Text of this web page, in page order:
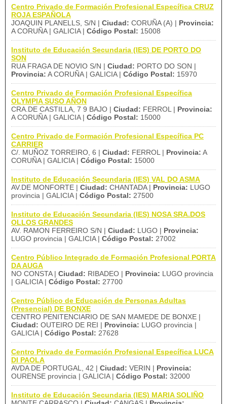
Centro Privado de Formación Profesional Específica CRUZ
ROJA ESPAÑOLA
JOAQUIN PLANELLS, S/N | Ciudad: CORUÑA (A) | Provincia:
A CORUÑA | GALICIA | Código Postal: 15008
Instituto de Educación Secundaria (IES) DE PORTO DO
SON
RUA FRAGA DE NOVIO S/N | Ciudad: PORTO DO SON |
Provincia: A CORUÑA | GALICIA | Código Postal: 15970
Centro Privado de Formación Profesional Específica
OLYMPIA SUSO AÑON
CRA.DE CASTILLA, 7 9 BAJO | Ciudad: FERROL | Provincia:
A CORUÑA | GALICIA | Código Postal: 15000
Centro Privado de Formación Profesional Específica PC
CARRIER
C/. MUÑOZ TORREIRO, 6 | Ciudad: FERROL | Provincia: A
CORUÑA | GALICIA | Código Postal: 15000
Instituto de Educación Secundaria (IES) VAL DO ASMA
AV.DE MONFORTE | Ciudad: CHANTADA | Provincia: LUGO
provincia | GALICIA | Código Postal: 27500
Instituto de Educación Secundaria (IES) NOSA SRA.DOS
OLLOS GRANDES
AV. RAMON FERREIRO S/N | Ciudad: LUGO | Provincia:
LUGO provincia | GALICIA | Código Postal: 27002
Centro Público Integrado de Formación Profesional PORTA
DA AUGA
NO CONSTA | Ciudad: RIBADEO | Provincia: LUGO provincia
| GALICIA | Código Postal: 27700
Centro Público de Educación de Personas Adultas
(Presencial) DE BONXE
CENTRO PENITENCIARIO DE SAN MAMEDE DE BONXE |
Ciudad: OUTEIRO DE REI | Provincia: LUGO provincia |
GALICIA | Código Postal: 27628
Centro Privado de Formación Profesional Específica LUCA
DI PAOLA
AVDA DE PORTUGAL, 42 | Ciudad: VERIN | Provincia:
OURENSE provincia | GALICIA | Código Postal: 32000
Instituto de Educación Secundaria (IES) MARIA SOLIÑO